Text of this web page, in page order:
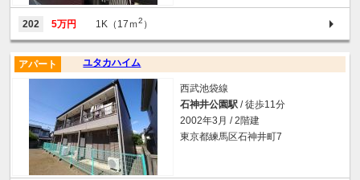
202 5万円 1K（17ｍ2 ）
ユタカハイム
アパート
西武池袋線
石神井公園駅 / 徒歩11分
2002年3月 / 2階建
東京都練馬区石神井町7